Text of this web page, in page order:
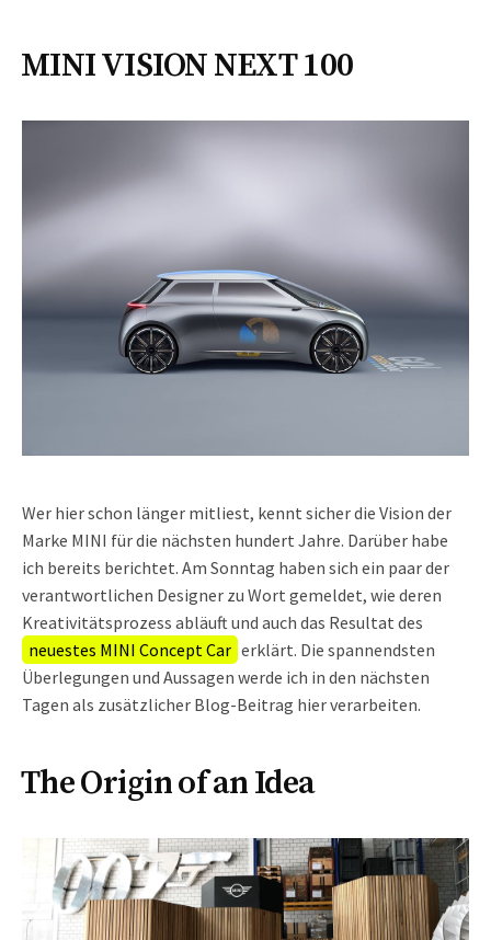
MINI VISION NEXT 100
Wer hier schon länger mitliest, kennt sicher die Vision der
Marke MINI für die nächsten hundert Jahre. Darüber habe
ich bereits berichtet. Am Sonntag haben sich ein paar der
verantwortlichen Designer zu Wort gemeldet, wie deren
Kreativitätsprozess abläuft und auch das Resultat des
neuestes MINI Concept Car erklärt. Die spannendsten
Überlegungen und Aussagen werde ich in den nächsten
Tagen als zusätzlicher Blog-Beitrag hier verarbeiten.
The Origin of an Idea